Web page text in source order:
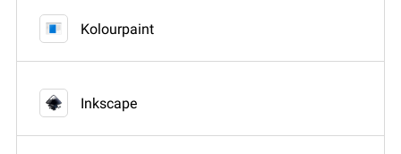
Kolourpaint
Inkscape